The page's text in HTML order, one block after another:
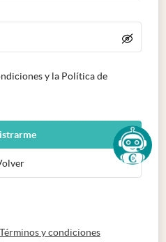
y la Política de
nueva pestaña
Términos y condicionesabre en nueva